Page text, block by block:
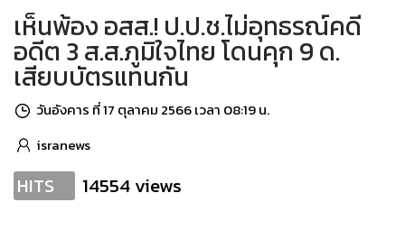
เห็นพ้อง อสส.! ป.ป.ช.ไม่อุทธรณ์คดี
อดีต 3 ส.ส.ภูมิใจไทย โดนคุก 9 ด.
เสียบบัตรแทนกัน
วันอังคาร ที่ 17 ตุลาคม 2566 เวลา 08:19 น.
isranews
HITS 14554 views